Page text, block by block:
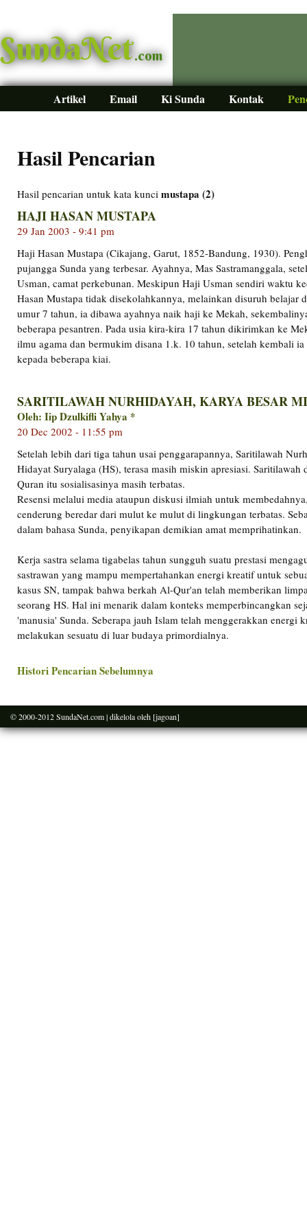
SundaNet.com
Artikel Email Ki Sunda Kontak
Hasil Pencarian
Hasil pencarian untuk kata kunci mustapa (2)
HAJI HASAN MUSTAPA
29 Jan 2003 - 9:41 pm
Haji Hasan Mustapa (Cikajang, Garut, 1852-Bandung, 1930).
pujangga Sunda yang terbesar. Ayahnya, Mas Sastramanggala,
Usman, camat perkebunan. Meskipun Haji Usman sendiri waktu
Hasan Mustapa tidak disekolahkannya, melainkan disuruh belajar
umur 7 tahun, ia dibawa ayahnya naik haji ke Mekah,
beberapa pesantren. Pada usia kira-kira 17 tahun dikirimkan ke
ilmu agama dan bermukim disana 1.k. 10 tahun, setelah kembali
kepada beberapa kiai.
SARITILAWAH NURHIDAYAH, KARYA BESAR
Oleh: Iip Dzulkifli Yahya *
20 Dec 2002 - 11:55 pm
Setelah lebih dari tiga tahun usai penggarapannya, Saritilawah
Hidayat Suryalaga (HS), terasa masih miskin apresiasi.
Quran itu sosialisasinya masih terbatas.
Resensi melalui media ataupun diskusi ilmiah untuk
cenderung beredar dari mulut ke mulut di lingkungan terbatas.
dalam bahasa Sunda, penyikapan demikian amat memprihatinkan.
Kerja sastra selama tigabelas tahun sungguh suatu prestasi
sastrawan yang mampu mempertahankan energi kreatif untuk
kasus SN, tampak bahwa berkah Al-Qur'an telah memberikan
seorang HS. Hal ini menarik dalam konteks memperbincangkan
'manusia' Sunda. Seberapa jauh Islam telah menggerakkan energi
melakukan sesuatu di luar budaya primordialnya.
Histori Pencarian Sebelumnya
© 2000-2012SundaNet.com| dikelola oleh [jagoan]